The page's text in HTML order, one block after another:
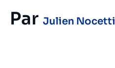
Par Julien Nocetti